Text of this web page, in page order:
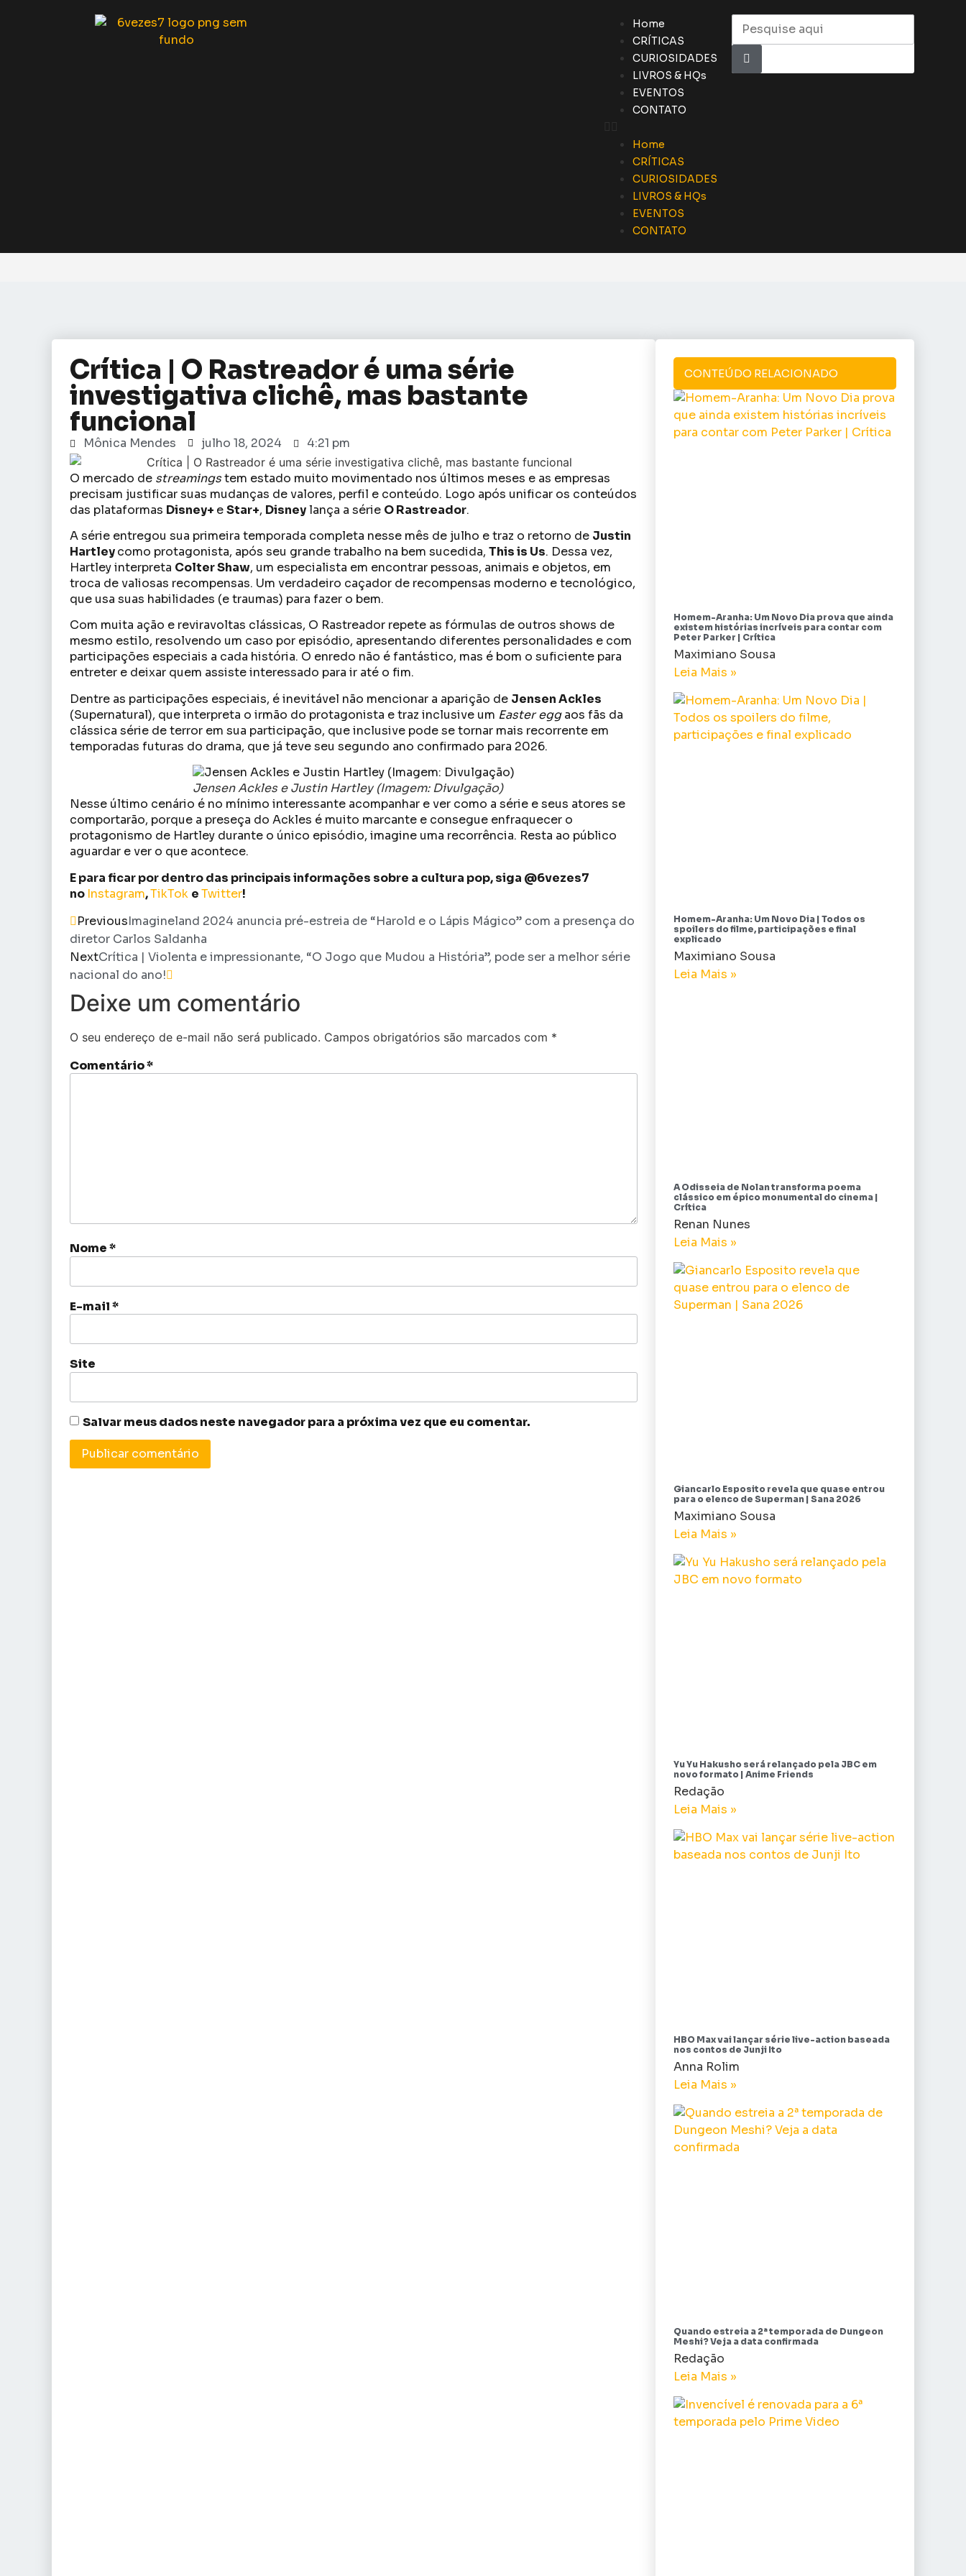
Home
CRÍTICAS
CURIOSIDADES
LIVROS & HQs
EVENTOS
CONTATO
Home
CRÍTICAS
CURIOSIDADES
LIVROS & HQs
EVENTOS
CONTATO
Crítica | O Rastreador é uma série
investigativa clichê, mas bastante
funcional
Mônica Mendes julho 18, 2024 4:21 pm
O mercado de streamingstem estado muito movimentado nos últimos meses e as empresas
precisam justificar suas mudanças de valores, perfil e conteúdo. Logo após unificar os conteúdos
das plataformas Disney+ eStar+, Disneylança a série O Rastreador.
A série entregou sua primeira temporada completa nesse mês de julho e traz o retorno de Justin
Hartleycomo protagonista, após seu grande trabalho na bem sucedida, This is Us. Dessa vez,
Hartley interpreta Colter Shaw, um especialista em encontrar pessoas, animais e objetos, em
troca de valiosas recompensas. Um verdadeiro caçador de recompensas moderno e tecnológico,
que usa suas habilidades (e traumas) para fazer o bem.
Com muita ação e reviravoltas clássicas, O Rastreador repete as fórmulas de outros shows de
mesmo estilo, resolvendo um caso por episódio, apresentando diferentes personalidades e com
participações especiais a cada história. O enredo não é fantástico, mas é bom o suficiente para
entreter e deixar quem assiste interessado para ir até o fim.
Dentre as participações especiais, é inevitável não mencionar a aparição de Jensen Ackles
(Supernatural), que interpreta o irmão do protagonista e traz inclusive um Easter eggaos fãs da
clássica série de terror em sua participação, que inclusive pode se tornar mais recorrente em
temporadas futuras do drama, que já teve seu segundo ano confirmado para 2026.
Jensen Ackles e Justin Hartley (Imagem: Divulgação)
Nesse último cenário é no mínimo interessante acompanhar e ver como a série e seus atores se
comportarão, porque a preseça do Ackles é muito marcante e consegue enfraquecer o
protagonismo de Hartley durante o único episódio, imagine uma recorrência. Resta ao público
aguardar e ver o que acontece.
E para ficar por dentro das principais informações sobre a cultura pop, siga @6vezes7
no Instagram,TikTok eTwitter!
PreviousImagineland 2024 anuncia pré-estreia de “Harold e o Lápis Mágico” com a presença do
diretor Carlos Saldanha
NextCrítica | Violenta e impressionante, “O Jogo que Mudou a História”, pode ser a melhor série
nacional do ano!
Deixe um comentário
O seu endereço de e-mail não será publicado. Campos obrigatórios são marcados com *
Comentário*
Nome*
E-mail*
Site
Salvar meus dados neste navegador para a próxima vez que eu comentar.
CONTEÚDO RELACIONADO
Homem-Aranha: Um Novo Dia prova que ainda
existem histórias incríveis para contar com
Peter Parker | Crítica
Maximiano Sousa
Leia Mais »
Homem-Aranha: Um Novo Dia | Todos os
spoilers do filme, participações e final
explicado
Maximiano Sousa
Leia Mais »
A Odisseia de Nolan transforma poema
clássico em épico monumental do cinema |
Crítica
Renan Nunes
Leia Mais »
Giancarlo Esposito revela que quase entrou
para o elenco de Superman | Sana 2026
Maximiano Sousa
Leia Mais »
Yu Yu Hakusho será relançado pela JBC em
novo formato | Anime Friends
Redação
Leia Mais »
HBO Max vai lançar série live-action baseada
nos contos de Junji Ito
Anna Rolim
Leia Mais »
Quando estreia a 2ª temporada de Dungeon
Meshi? Veja a data confirmada
Redação
Leia Mais »